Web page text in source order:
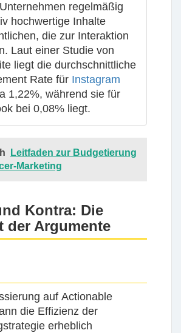
regelmäßig
hochwertige Inhalte
die zur Interaktion
Laut einer Studie von
liegt die durchschnittliche
Rate für Instagram
1,22%, während sie für
bei 0,08% liegt.
Leitfaden zur Budgetierung
Marketing
Kontra: Die
der Argumente
auf Actionable
die Effizienz der
erheblich